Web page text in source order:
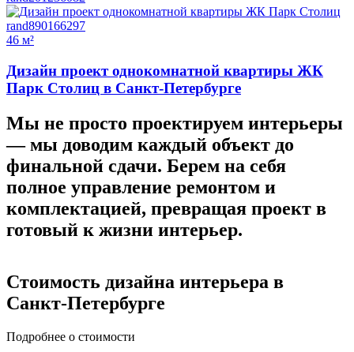
46 м²
Дизайн проект однокомнатной квартиры ЖК
Парк Столиц в Санкт-Петербурге
Мы не просто проектируем интерьеры
—мы доводим каждый объект до
финальной сдачи. Берем на себя
полное управление ремонтом и
комплектацией, превращая проект в
готовый к жизни интерьер.
Стоимость дизайна интерьера в
Санкт-Петербурге
Подробнее о стоимости